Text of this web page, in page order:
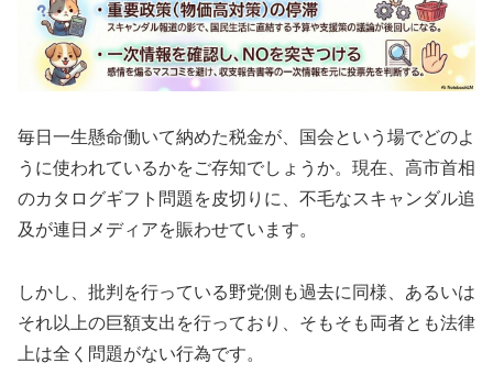
毎日一生懸命働いて納めた税金が、国会という場でどのよ
うに使われているかをご存知でしょうか。現在、高市首相
のカタログギフト問題を皮切りに、不毛なスキャンダル追
及が連日メディアを賑わせています。
しかし、批判を行っている野党側も過去に同様、あるいは
それ以上の巨額支出を行っており、そもそも両者とも法律
上は全く問題がない行為です。